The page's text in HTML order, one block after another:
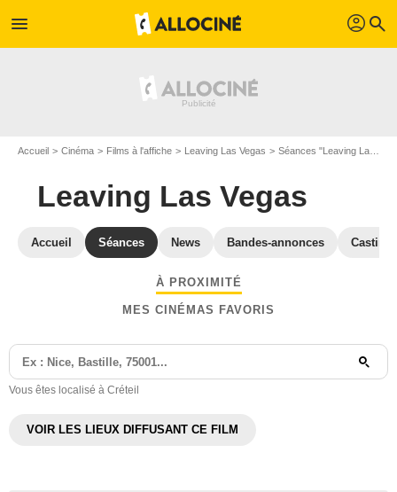
menu profil search
Accueil Cinéma Films à l'affiche Leaving Las Vegas Séances "Leaving Las Vegas" Val-de-Marne
Leaving Las Vegas
Accueil Séances News Bandes-annonces Casting
À PROXIMITÉ
MES CINÉMAS FAVORIS
Vous êtes localisé à Créteil
VOIR LES LIEUX DIFFUSANT CE FILM